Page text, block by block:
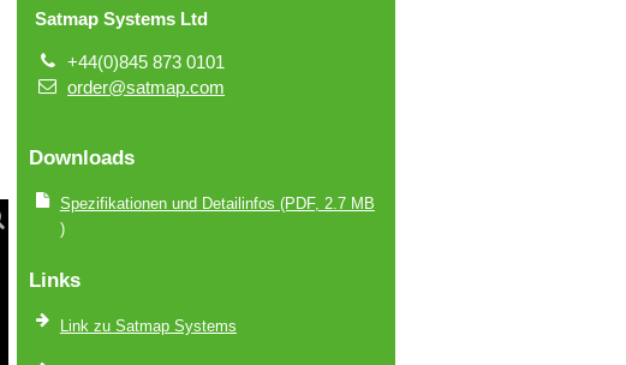
Satmap Systems Ltd
+44(0)845 873 0101
order@satmap.com
Downloads
Spezifikationen und Detailinfos (PDF, 2.7 MB
)
Links
Link zu Satmap Systems